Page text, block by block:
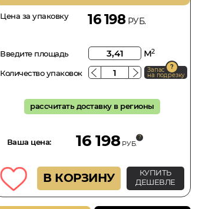
Цена за упаковку 16 198РУБ.
Введите площадь м2
Количество упаковок Запас
на подрезку
рассчитать доставку в регионы
Ваша цена: 16 198 РУБ.
В КОРЗИНУ
КУПИТЬ
ДЕШЕВЛЕ